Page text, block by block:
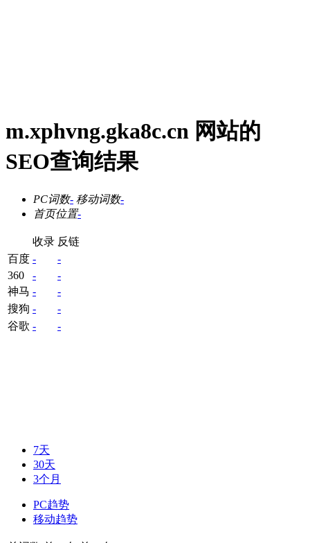
m.xphvng.gka8c.cn 网站的
SEO查询结果
PC词数- 移动词数-
首页位置-
收录 反链
百度 -
-
360
-
-
神马 -
-
搜狗 -
-
谷歌 - -
7天
30天
3个月
PC趋势
移动趋势